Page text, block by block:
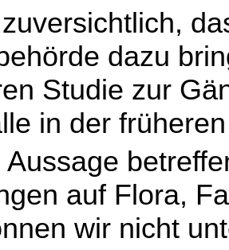
dazu
Studie zur
in der
Aussage
auf Flora,
wir nicht